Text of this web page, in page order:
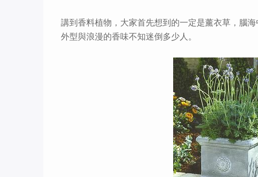
講到香料植物，大家首先想到的一定是薰衣草，腦
外型與浪漫的香味不知迷倒多少人。